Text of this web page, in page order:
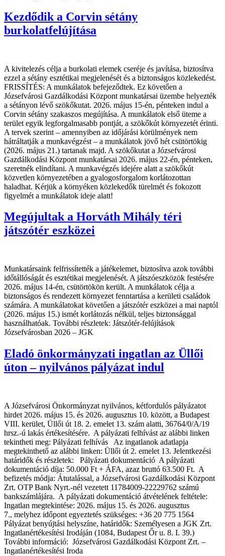
Kezdődik a Corvin sétány
burkolatfelújítása
A kivitelezés célja a burkolati elemek cseréje és javítása, biztosítva
ezzel a sétány esztétikai megjelenését és a biztonságos közlekedést.
FRISSÍTÉS: A munkálatok befejeződtek. Ez követően a
Józsefvárosi Gazdálkodási Központ munkatársai üzembe helyezték
a sétányon lévő szökőkutat. 2026. május 15-én, pénteken indul a
Corvin sétány szakaszos megújítása. A munkálatok első üteme a
terület egyik legforgalmasabb pontját, a szökőkút környezetét érinti.
A tervek szerint – amennyiben az időjárási körülmények nem
hátráltatják a munkavégzést – a munkálatok jövő hét csütörtökig
(2026. május 21.) tartanak majd. A szökőkutat a Józsefvárosi
Gazdálkodási Központ munkatársai 2026. május 22-én, pénteken,
szeretnék elindítani. A munkavégzés idejére alatt a szökőkút
közvetlen környezetében a gyalogosforgalom korlátozottan
haladhat. Kérjük a környéken közlekedők türelmét és fokozott
figyelmét a munkálatok ideje alatt!
Megújultak a Horváth Mihály téri
játszótér eszközei
Munkatársaink felfrissítették a játékelemet, biztosítva azok további
időtállóságát és esztétikai megjelenését. A játszóeszközök festésére
2026. május 14-én, csütörtökön került. A munkálatok célja a
biztonságos és rendezett környezet fenntartása a kerületi családok
számára. A munkálatokat követően a játszótér eszközei a mai naptól
(2026. május 15.) ismét korlátozás nélkül, teljes biztonsággal
használhatóak. További részletek: Játszótér-felújítások
Józsefvárosban 2026 – JGK
Eladó önkormányzati ingatlan az Üllői
úton – nyilvános pályázat indul
A Józsefvárosi Önkormányzat nyilvános, kétfordulós pályázatot
hirdet 2026. május 15. és 2026. augusztus 10. között, a Budapest
VIII. kerület, Üllői út 18. 2. emelet 13. szám alatti, 36764/0/A/19
hrsz.-ú lakás értékesítésére. A pályázati felhívást az alábbi linken
tekintheti meg: Pályázati felhívás Az ingatlanok adatlapja
megtekinthető az alábbi linken: Üllői út 2. emelet 13. Jelentkezési
határidők és részletek: Pályázati dokumentáció A pályázati
dokumentáció díja: 50.000 Ft + ÁFA, azaz bruttó 63.500 Ft. A
befizetés módja: Átutalással, a Józsefvárosi Gazdálkodási Központ
Zrt. OTP Bank Nyrt.-nél vezetett 11784009-22229762 számú
bankszámlájára. A pályázati dokumentáció átvételének feltétele:
Ingatlan megtekintése: 2026. május 15. és 2026. augusztus
7., melyhez időpont egyeztetés szükséges: +36 20 775 1564
Pályázat benyújtási helyszíne, határidők: Személyesen a JGK Zrt.
Ingatlanértékesítési Irodáján (1084, Budapest Őr u. 8. I. 39.)
További információ: Józsefvárosi Gazdálkodási Központ Zrt. –
Ingatlanértékesítési Iroda